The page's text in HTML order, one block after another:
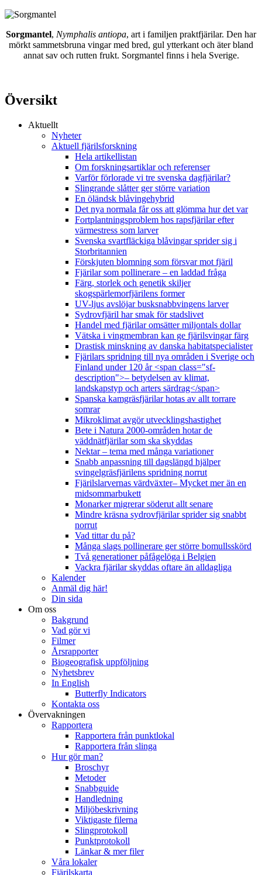
Sorgmantel, Nymphalis antiopa, art i familjen praktfjärilar. Den har
mörkt sammetsbruna vingar med bred, gul ytterkant och äter bland
annat sav och rutten frukt. Sorgmantel finns i hela Sverige.
Översikt
Aktuellt
Nyheter
Aktuell fjärilsforskning
Hela artikellistan
Om forskningsartiklar och referenser
Varför förlorade vi tre svenska dagfjärilar?
Slingrande slåtter ger större variation
En öländsk blåvingehybrid
Det nya normala får oss att glömma hur det var
Fortplantningsproblem hos rapsfjärilar efter
värmestress som larver
Svenska svartfläckiga blåvingar sprider sig i
Storbritannien
Förskjuten blomning som försvar mot fjäril
Fjärilar som pollinerare – en laddad fråga
Färg, storlek och genetik skiljer
skogspärlemorfjärilens former
UV-ljus avslöjar busksnabbvingens larver
Sydrovfjäril har smak för stadslivet
Handel med fjärilar omsätter miljontals dollar
Vätska i vingmembran kan ge fjärilsvingar färg
Drastisk minskning av danska habitatspecialister
Fjärilars spridning till nya områden i Sverige och
Finland under 120 år <span class="sf-
description">– betydelsen av klimat,
landskapstyp och arters särdrag</span>
Spanska kamgräsfjärilar hotas av allt torrare
somrar
Mikroklimat avgör utvecklingshastighet
Bete i Natura 2000-områden hotar de
väddnätfjärilar som ska skyddas
Nektar – tema med många variationer
Snabb anpassning till dagslängd hjälper
svingelgräsfjärilens spridning norrut
Fjärilslarvernas värdväxter– Mycket mer än en
midsommarbukett
Monarker migrerar söderut allt senare
Mindre kräsna sydrovfjärilar sprider sig snabbt
norrut
Vad tittar du på?
Många slags pollinerare ger större bomullsskörd
Två generationer påfågelöga i Belgien
Vackra fjärilar skyddas oftare än alldagliga
Kalender
Anmäl dig här!
Din sida
Om oss
Bakgrund
Vad gör vi
Filmer
Årsrapporter
Biogeografisk uppföljning
Nyhetsbrev
In English
Butterfly Indicators
Kontakta oss
Övervakningen
Rapportera
Rapportera från punktlokal
Rapportera från slinga
Hur gör man?
Broschyr
Metoder
Snabbguide
Handledning
Miljöbeskrivning
Viktigaste filerna
Slingprotokoll
Punktprotokoll
Länkar & mer filer
Våra lokaler
Fjärilskarta